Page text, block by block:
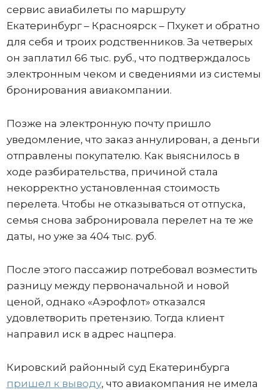
сервис авиабилеты по маршруту
Екатеринбург – Красноярск – Пхукет и обратно
для себя и троих родственников. За четверых
он заплатил 66 тыс. руб., что подтверждалось
электронным чеком и сведениями из системы
бронирования авиакомпании.
Позже на электронную почту пришло
уведомление, что заказ аннулирован, а деньги
отправлены покупателю. Как выяснилось в
ходе разбирательства, причиной стала
некорректно установленная стоимость
перелета. Чтобы не отказываться от отпуска,
семья снова забронировала перелет на те же
даты, но уже за 404 тыс. руб.
После этого пассажир потребовал возместить
разницу между первоначальной и новой
ценой, однако «Аэрофлот» отказался
удовлетворить претензию. Тогда клиент
направил иск в адрес нацпера.
Кировский районный суд Екатеринбурга
пришел к выводу, что авиакомпания не имела